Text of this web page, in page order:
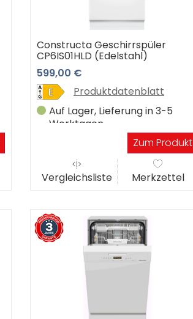
Constructa Geschirrspüler
CP6IS01HLD (Edelstahl)
599,00 €
Produktdatenblatt
Auf Lager, Lieferung in 3-5
Werktagen
Zum Produkt
Vergleichsliste Merkzettel